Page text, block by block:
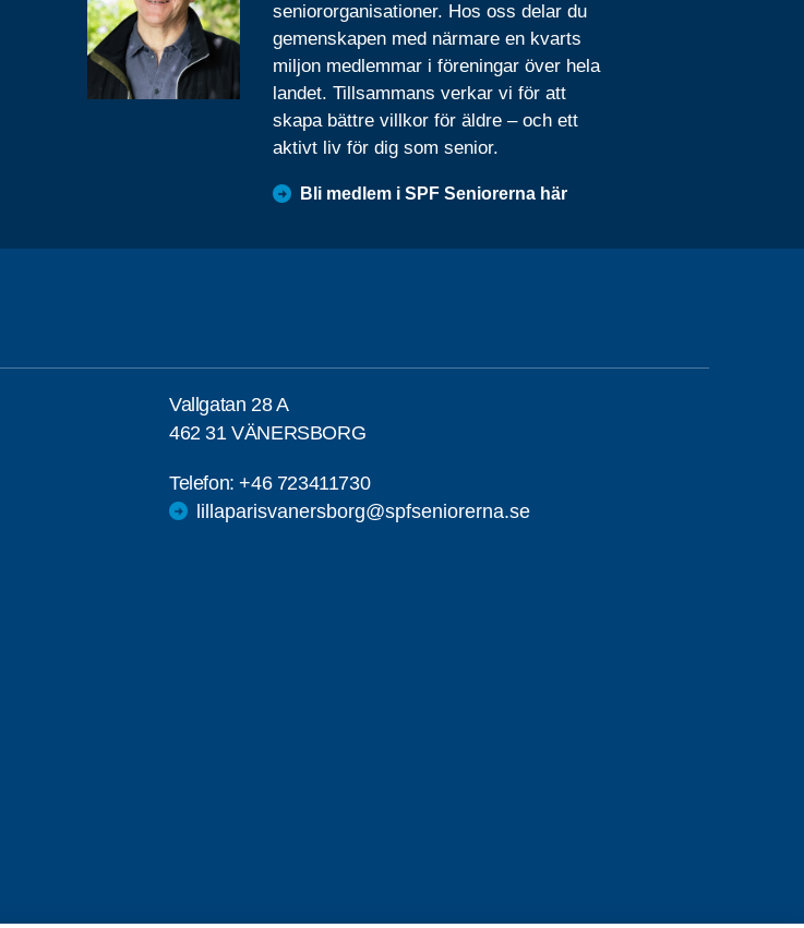
seniororganisationer. Hos oss delar du
gemenskapen med närmare en kvarts
miljon medlemmar i föreningar över hela
landet. Tillsammans verkar vi för att
skapa bättre villkor för äldre – och ett
aktivt liv för dig som senior.
Bli medlem i SPF Seniorerna här
Vallgatan 28 A
462 31 VÄNERSBORG
Telefon:+46 723411730
lillaparisvanersborg@spfseniorerna.se